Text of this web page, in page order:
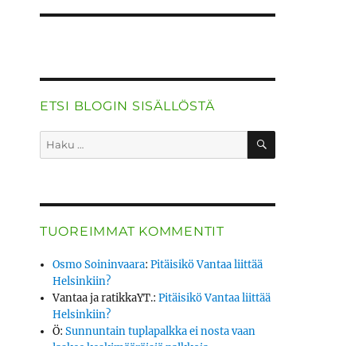
ETSI BLOGIN SISÄLLÖSTÄ
Etsi: HAKU
TUOREIMMAT KOMMENTIT
Osmo Soininvaara:Pitäisikö Vantaa liittää
Helsinkiin?
Vantaa ja ratikkaYT.:Pitäisikö Vantaa liittää
Helsinkiin?
Ö:Sunnuntain tuplapalkka ei nosta vaan